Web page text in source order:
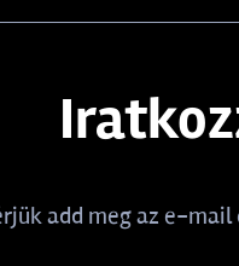
add meg az e-mail